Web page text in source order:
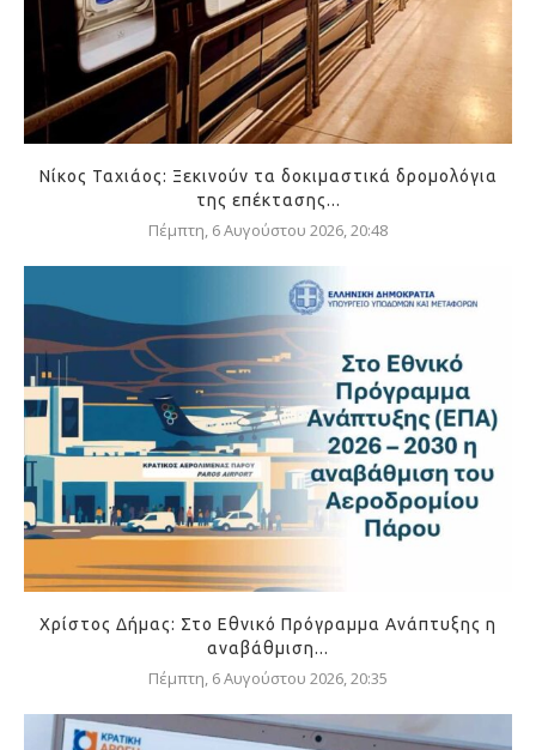
Νίκος Ταχιάος: Ξεκινούν τα δοκιμαστικά δρομολόγια
της επέκτασης...
Πέμπτη, 6 Αυγούστου 2026, 20:48
Χρίστος Δήμας: Στο Εθνικό Πρόγραμμα Ανάπτυξης η
αναβάθμιση...
Πέμπτη, 6 Αυγούστου 2026, 20:35